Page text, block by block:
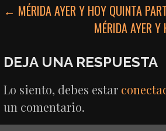
NAVEGACIÓN
ENTRADAS
← MÉRIDA AYER Y HOY QUINTA
MÉRIDA AYER
DEJA UNA RESPUESTA
Lo siento, debes estar
un comentario.